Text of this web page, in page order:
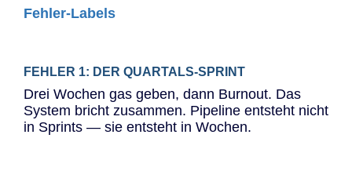
Fehler-Labels
FEHLER 1: DER QUARTALS-SPRINT
Drei Wochen gas geben, dann Burnout. Das
System bricht zusammen. Pipeline entsteht nicht
in Sprints — sie entsteht in Wochen.